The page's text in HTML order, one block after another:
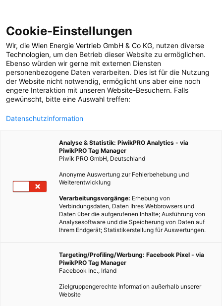
POSTS BY TAG
Kristallsalz
1 BEITRAG
Cookie-Einstellungen
Wir, die Wien Energie Vertrieb GmbH & Co KG, nutzen diverse
Technologien, um den Betrieb dieser Website zu ermöglichen.
Ebenso würden wir gerne mit externen Diensten
personenbezogene Daten verarbeiten. Dies ist für die Nutzung
der Website nicht notwendig, ermöglicht uns aber eine noch
engere Interaktion mit unseren Website-Besuchern. Falls
gewünscht, bitte eine Auswahl treffen:
Datenschutzinformation
Analyse & Statistik: PiwikPRO Analytics - via
PiwikPRO Tag Manager
Piwik PRO GmbH, Deutschland
Anonyme Auswertung zur Fehlerbehebung und
Weiterentwicklung
Verarbeitungsvorgänge: Erhebung von
Verbindungsdaten, Daten Ihres Webbrowsers und
Daten über die aufgerufenen Inhalte; Ausführung von
Analysesoftware und die Speicherung von Daten auf
Ihrem Endgerät; Statistikerstellung für Auswertungen.
Targeting/Profiling/Werbung: Facebook Pixel - via
PiwikPRO Tag Manager
Facebook Inc., Irland
Zielgruppengerechte Information außerhalb unserer
Website